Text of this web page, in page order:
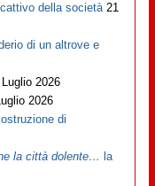
della società 21
di un altrove e
Luglio 2026
2026
di
la città dolente… la